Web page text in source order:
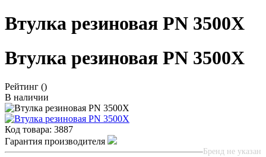
Втулка резиновая PN 3500X
Втулка резиновая PN 3500X
Рейтинг ()
В наличии
Код товара: 3887
Гарантия производителя
Бренд не указан